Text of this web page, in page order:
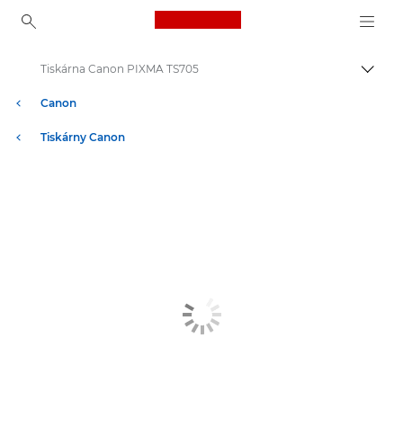
Canon Logo, back to
Canon
Tiskárny Canon
Tiskárna Canon PIXMA TS705